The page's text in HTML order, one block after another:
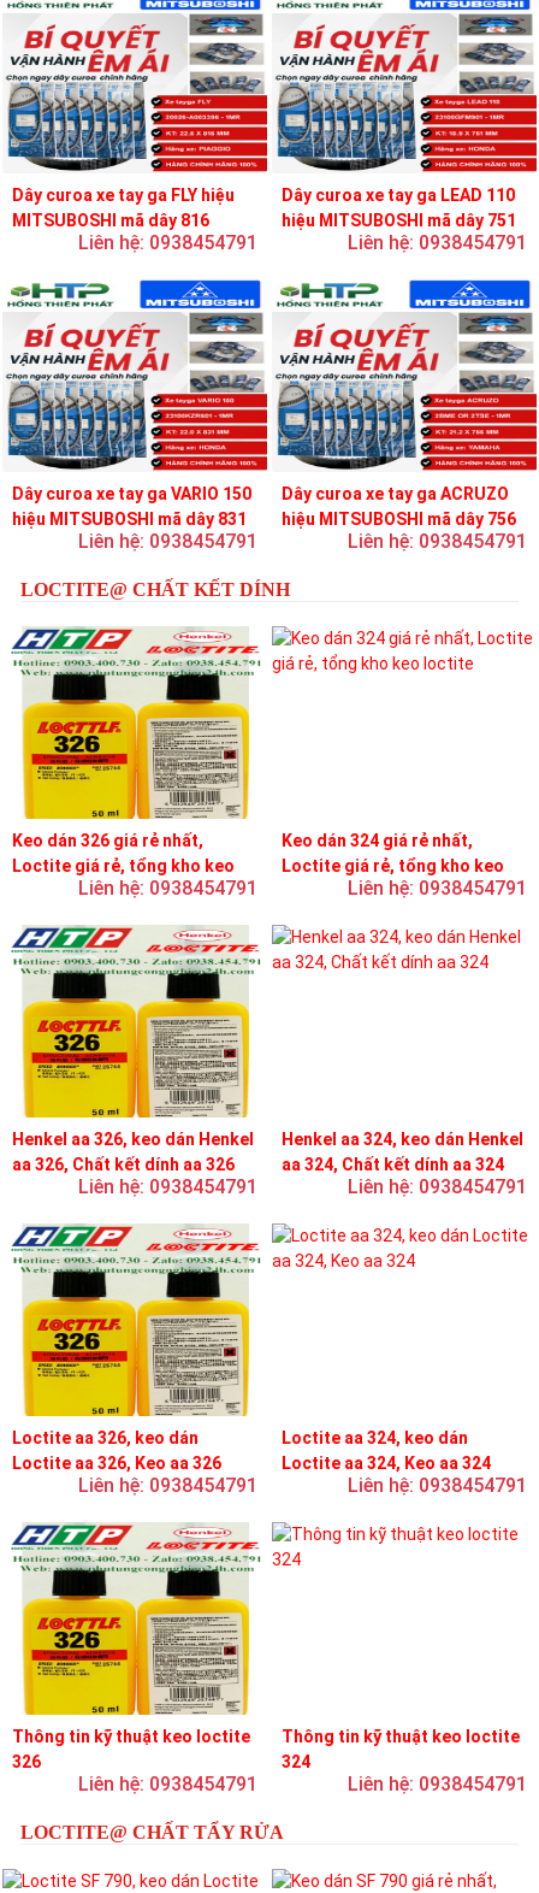
Dây curoa xe tay ga FLY hiệu
MITSUBOSHI mã dây 816
Liên hệ: 0938454791
Dây curoa xe tay ga LEAD 110
hiệu MITSUBOSHI mã dây 751
Liên hệ: 0938454791
Dây curoa xe tay ga VARIO 150
hiệu MITSUBOSHI mã dây 831
Liên hệ: 0938454791
Dây curoa xe tay ga ACRUZO
hiệu MITSUBOSHI mã dây 756
Liên hệ: 0938454791
LOCTITE@ CHẤT KẾT DÍNH
Keo dán 326 giá rẻ nhất,
Loctite giá rẻ, tổng kho keo
Liên hệ: 0938454791
Keo dán 324 giá rẻ nhất,
Loctite giá rẻ, tổng kho keo
Liên hệ: 0938454791
Henkel aa 326, keo dán Henkel
aa 326, Chất kết dính aa 326
Liên hệ: 0938454791
Henkel aa 324, keo dán Henkel
aa 324, Chất kết dính aa 324
Liên hệ: 0938454791
Loctite aa 326, keo dán
Loctite aa 326, Keo aa 326
Liên hệ: 0938454791
Loctite aa 324, keo dán
Loctite aa 324, Keo aa 324
Liên hệ: 0938454791
Thông tin kỹ thuật keo loctite
326
Liên hệ: 0938454791
Thông tin kỹ thuật keo loctite
324
Liên hệ: 0938454791
LOCTITE@ CHẤT TẨY RỬA